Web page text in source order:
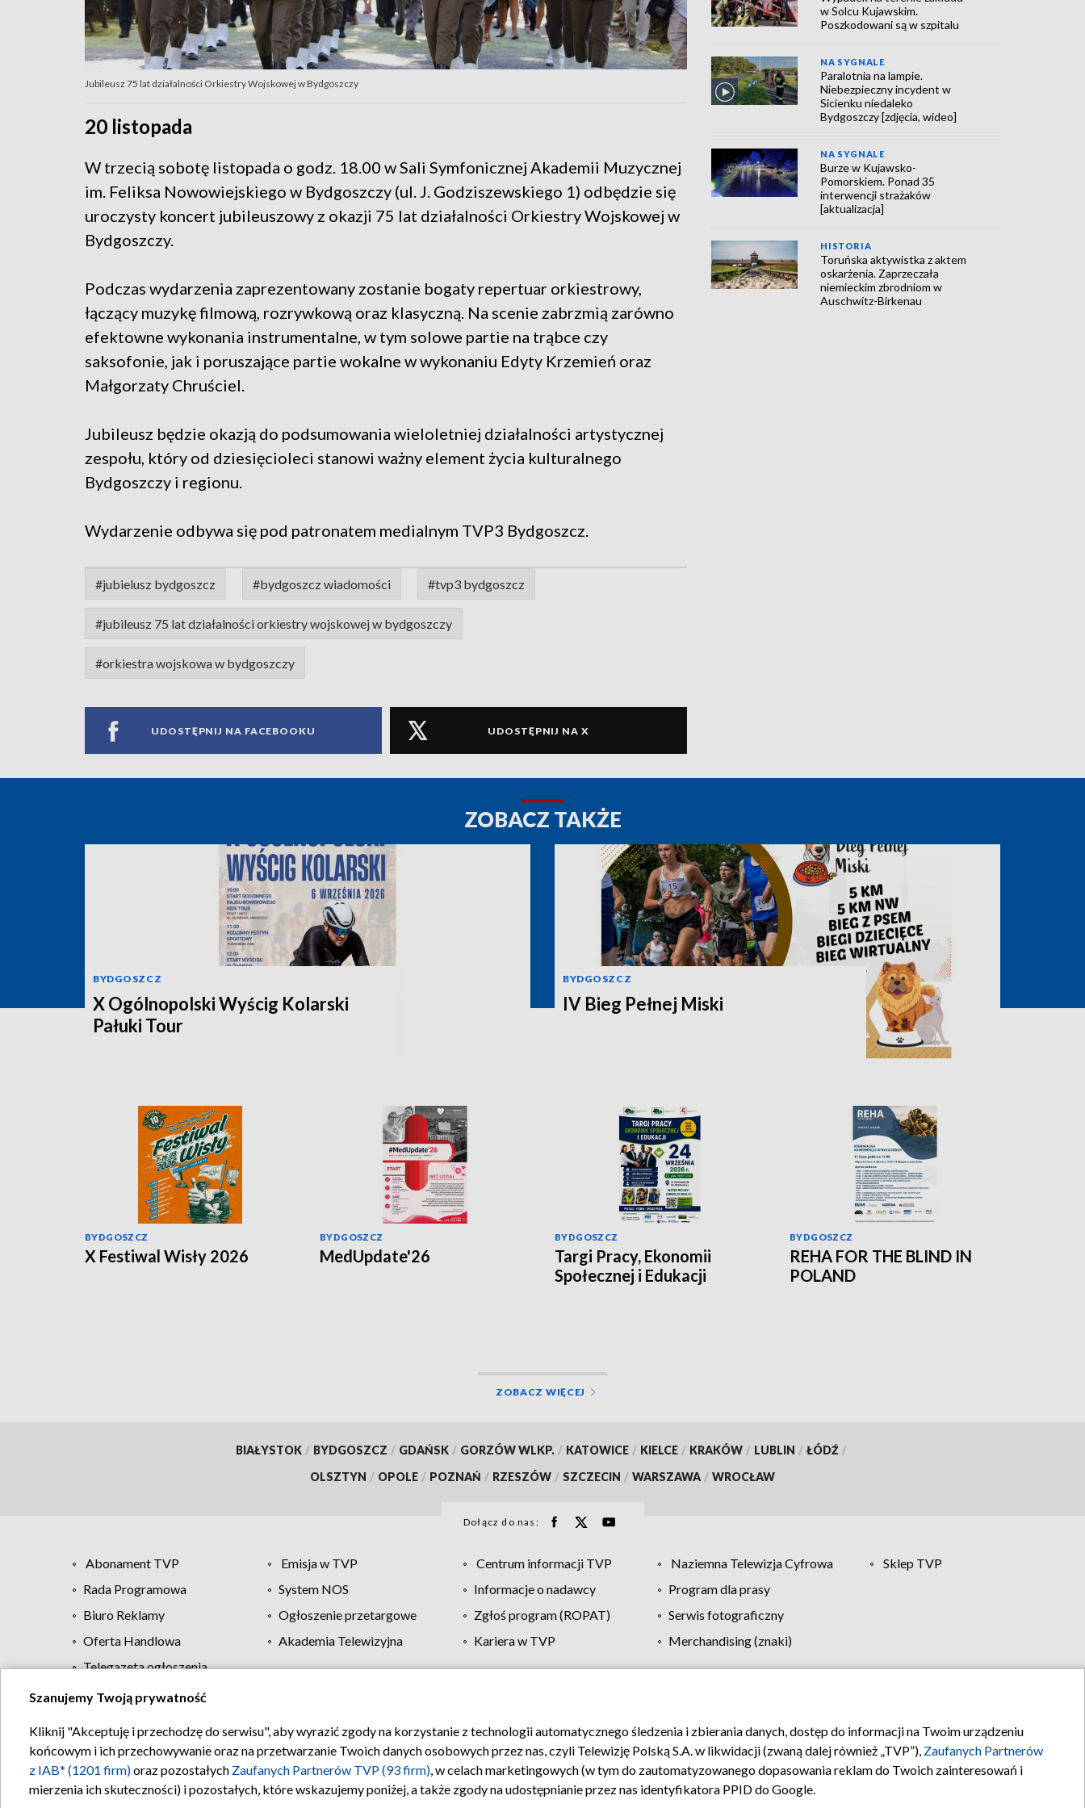
Jubileusz 75 lat działalności Orkiestry Wojskowej w Bydgoszczy
20 listopada
W trzecią sobotę listopada o godz. 18.00 w Sali Symfonicznej Akademii Muzycznej
im. Feliksa Nowowiejskiego w Bydgoszczy (ul. J. Godziszewskiego 1) odbędzie się
uroczysty koncert jubileuszowy z okazji 75 lat działalności Orkiestry Wojskowej w
Bydgoszczy.
Podczas wydarzenia zaprezentowany zostanie bogaty repertuar orkiestrowy,
łączący muzykę filmową, rozrywkową oraz klasyczną. Na scenie zabrzmią zarówno
efektowne wykonania instrumentalne, w tym solowe partie na trąbce czy
saksofonie, jak i poruszające partie wokalne w wykonaniu Edyty Krzemień oraz
Małgorzaty Chruściel.
Jubileusz będzie okazją do podsumowania wieloletniej działalności artystycznej
zespołu, który od dziesięcioleci stanowi ważny element życia kulturalnego
Bydgoszczy i regionu.
Wydarzenie odbywa się pod patronatem medialnym TVP3 Bydgoszcz.
#jubielusz bydgoszcz #bydgoszcz wiadomości #tvp3 bydgoszcz
#jubileusz 75 lat działalności orkiestry wojskowej w bydgoszczy
#orkiestra wojskowa w bydgoszczy
UDOSTĘPNIJ NA FACEBOOKU UDOSTĘPNIJ NA X
w Solcu Kujawskim.
Poszkodowani są w szpitalu
NA SYGNALE
Paralotnia na lampie.
Niebezpieczny incydent w
Sicienku niedaleko
Bydgoszczy [zdjęcia, wideo]
NA SYGNALE
Burze w Kujawsko-
Pomorskiem. Ponad 35
interwencji strażaków
[aktualizacja]
HISTORIA
Toruńska aktywistka z aktem
oskarżenia. Zaprzeczała
niemieckim zbrodniom w
Auschwitz-Birkenau
ZOBACZ TAKŻE
BYDGOSZCZ
X Ogólnopolski Wyścig Kolarski
Pałuki Tour
BYDGOSZCZ
IV Bieg Pełnej Miski
BYDGOSZCZ
X Festiwal Wisły 2026
BYDGOSZCZ
MedUpdate'26
BYDGOSZCZ
Targi Pracy, Ekonomii
Społecznej i Edukacji
BYDGOSZCZ
REHA FOR THE BLIND IN
POLAND
ZOBACZ WIĘCEJ
BIAŁYSTOK / BYDGOSZCZ / GDAŃSK / GORZÓW WLKP. / KATOWICE / KIELCE / KRAKÓW / LUBLIN / ŁÓDŹ /
OLSZTYN / OPOLE / POZNAŃ / RZESZÓW / SZCZECIN / WARSZAWA / WROCŁAW
Dołącz do nas:
Abonament TVP Emisja w TVP Centrum informacji TVP Naziemna Telewizja Cyfrowa
Sklep TVP
Rada Programowa
System NOS Informacje o nadawcy
Program dla prasy
Biuro Reklamy
Ogłoszenie przetargowe Zgłoś program (ROPAT)
Serwis fotograficzny
Oferta Handlowa
Akademia Telewizyjna Kariera w TVP
Merchandising (znaki)
Telegazeta ogłoszenia
Regulamin TVP Polityka prywatności Moje zgody Pomoc Biuro reklamy Kontakt
Szanujemy Twoją prywatność
Kliknij "Akceptuję i przechodzę do serwisu", aby wyrazić zgody na korzystanie z technologii automatycznego śledzenia i zbierania danych, dostęp do informacji na Twoim urządzeniu
końcowym i ich przechowywanie oraz na przetwarzanie Twoich danych osobowych przez nas, czyli Telewizję Polską S.A. w likwidacji (zwaną dalej również „TVP”), Zaufanych Partnerów
z IAB* (1201 firm)oraz pozostałych Zaufanych Partnerów TVP (93 firm), w celach marketingowych (w tym do zautomatyzowanego dopasowania reklam do Twoich zainteresowań i
mierzenia ich skuteczności) i pozostałych, które wskazujemy poniżej, a także zgody na udostępnianie przez nas identyfikatora PPID do Google.